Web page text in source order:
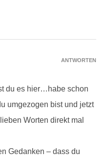
du es hier…habe schon
umgezogen bist und jetzt
Worten direkt mal
Gedanken – dass du
ANTWORTEN